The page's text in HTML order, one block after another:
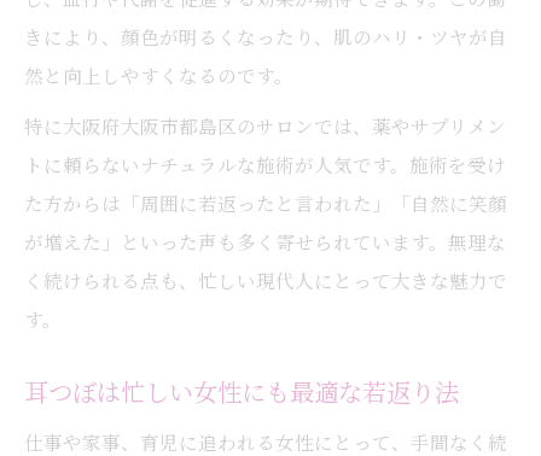
きにより、顔色が明るくなったり、肌のハリ・ツヤが自
然と向上しやすくなるのです。
特に大阪府大阪市都島区のサロンでは、薬やサプリメン
トに頼らないナチュラルな施術が人気です。施術を受け
た方からは「周囲に若返ったと言われた」「自然に笑顔
が増えた」といった声も多く寄せられています。無理な
く続けられる点も、忙しい現代人にとって大きな魅力で
す。
耳つぼは忙しい女性にも最適な若返り法
仕事や家事、育児に追われる女性にとって、手間なく続